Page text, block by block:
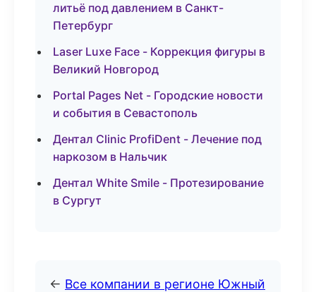
литьё под давлением в Санкт-
Петербург
Laser Luxe Face - Коррекция фигуры в
Великий Новгород
Portal Pages Net - Городские новости
и события в Севастополь
Дентал Clinic ProfiDent - Лечение под
наркозом в Нальчик
Дентал White Smile - Протезирование
в Сургут
← Все компании в регионе Южный